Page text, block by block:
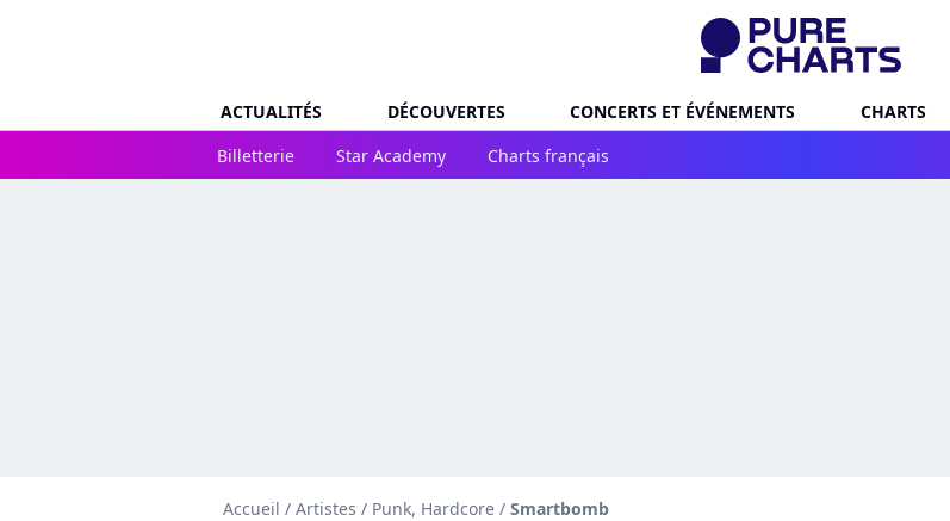
ACTUALITÉS DÉCOUVERTES CONCERTS ET ÉVÉNEMENTS CHARTS
Billetterie
Star Academy Charts français
Accueil / Artistes / Punk, Hardcore / Smartbomb